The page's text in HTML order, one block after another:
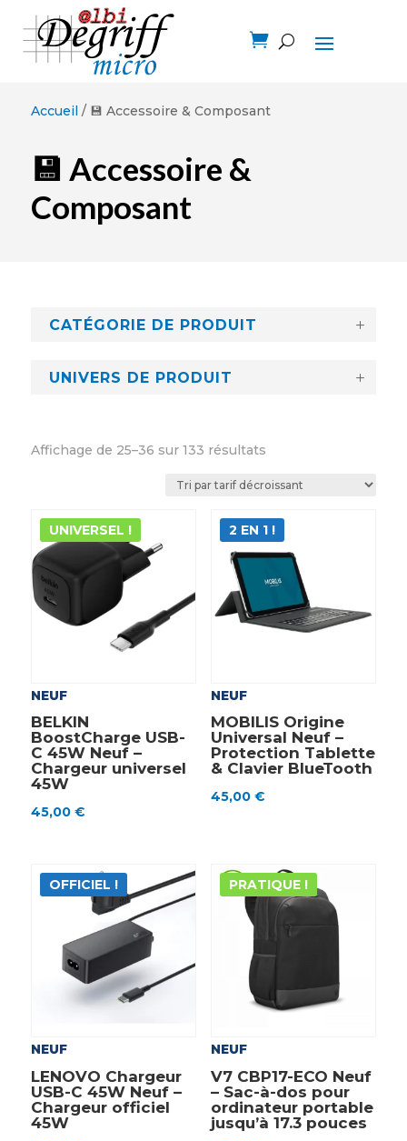

Accueil / 💾 Accessoire & Composant
💾 Accessoire &
Composant
CATÉGORIE DE PRODUIT
UNIVERS DE PRODUIT
Affichage de 25–36 sur 133 résultatsTrié
prix
UNIVERSEL !
NEUF
BELKIN
BoostCharge USB-
C 45W Neuf –
Chargeur universel
45W
45,00 €
2 EN 1 !
NEUF
MOBILIS Origine
Universal Neuf –
Protection Tablette
& Clavier BlueTooth
45,00 €
OFFICIEL !
NEUF
LENOVO Chargeur
USB-C 45W Neuf –
Chargeur officiel
45W
PRATIQUE !
NEUF
V7 CBP17-ECO Neuf
– Sac-à-dos pour
ordinateur portable
jusqu’à 17.3 pouces